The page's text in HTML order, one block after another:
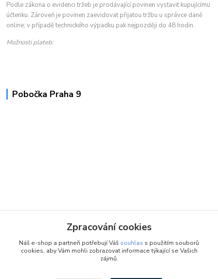
Podle zákona o evidenci tržeb je prodávající povinen vystavit kupujícímu
účtenku. Zároveň je povinen zaevidovat přijatou tržbu u správce daně
online; v případě technického výpadku pak nejpozději do 48 hodin.
Možnosti plateb:
Pobočka Praha 9
Zpracování cookies
Náš e-shop a partneři potřebují Váš souhlas s použitím souborů
cookies, aby Vám mohli zobrazovat informace týkající se Vašich
zájmů.